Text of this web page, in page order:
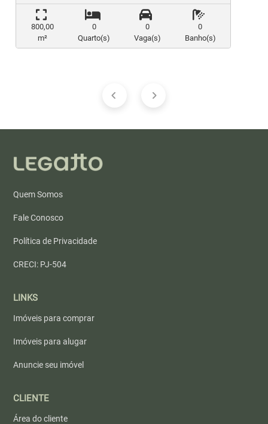
800,00
m²
0
Quarto(s)
0
Vaga(s)
0
Banho(s)
Quem Somos
Fale Conosco
Política de Privacidade
CRECI: PJ-504
LINKS
Imóveis para comprar
Imóveis para alugar
Anuncie seu imóvel
CLIENTE
Área do cliente